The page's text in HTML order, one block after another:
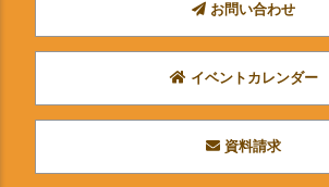
お問い合わせ
イベントカレンダー
資料請求